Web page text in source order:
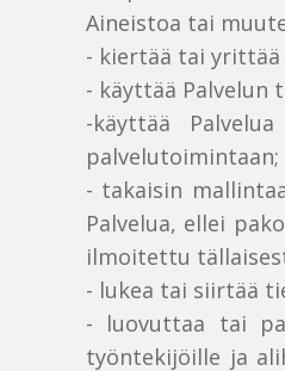
Aineistoa tai
- kiertää tai yrittää
- käyttää Palvelun
-käyttää
palvelutoimintaan;
- takaisin
Palvelua, ellei
ilmoitettu
- lukea tai siirtää
- luovuttaa tai
työntekijöille ja